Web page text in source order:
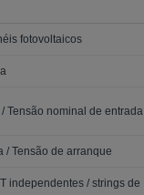
fotovoltaicos
Tensão nominal de entrada
/ Tensão de arranque
independentes / strings de